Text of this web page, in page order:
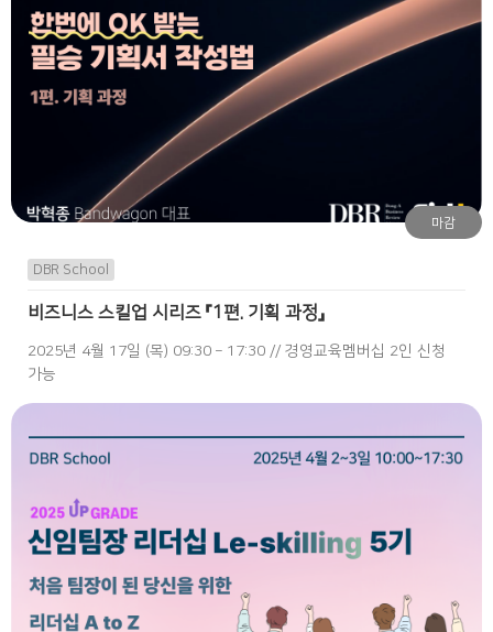
마감
DBR School
비즈니스 스킬업 시리즈 『1편. 기획 과정』
2025년 4월 17일 (목) 09:30 – 17:30 // 경영교육멤버십 2인 신청
가능